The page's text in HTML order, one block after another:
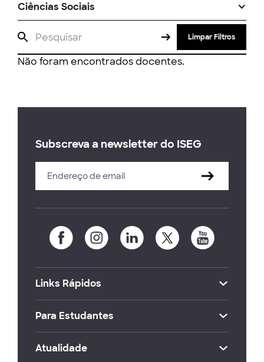
Ciências Sociais
Limpar Filtros
Não foram encontrados docentes.
Subscreva a newsletter do ISEG
Links Rápidos
Para Estudantes
Atualidade